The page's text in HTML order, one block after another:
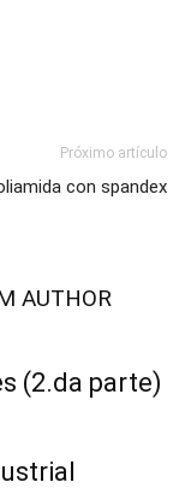
Próximo artículo
con spandex
AUTHOR
(2.da parte)